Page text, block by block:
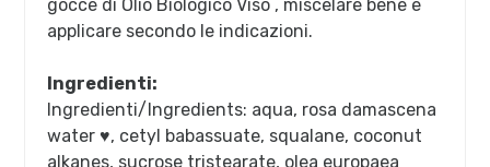
gocce di Olio Biologico Viso , miscelare bene e
applicare secondo le indicazioni.
Ingredienti:
Ingredienti/Ingredients: aqua, rosa damascena
water ♥, cetyl babassuate, squalane, coconut
alkanes, sucrose tristearate, olea europaea